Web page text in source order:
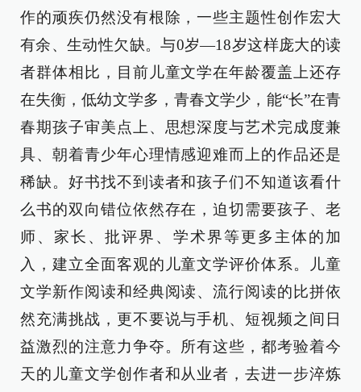
作的顽疾仍然没有根除，一些主题性创作宏大
有余、生动性欠缺。与0岁—18岁这样庞大的读
者群体相比，目前儿童文学在年龄覆盖上还存
在失衡，低幼文学多，青春文学少，能“长”在青
春期孩子审美点上、思想深度与艺术完成度兼
具、朝着青少年心理情感迎难而上的作品还是
稀缺。好书找不到读者和孩子们不知道该看什
么书的双向错位依然存在，迫切需要孩子、老
师、家长、批评界、学术界等更多主体的加
入，建立全面客观的儿童文学评价体系。儿童
文学新作阅读和经典阅读、流行阅读的比拼依
然充满挑战，更不要说与手机、短视频之间日
益激烈的注意力争夺。所有这些，都考验着今
天的儿童文学创作者和从业者，去进一步淬炼